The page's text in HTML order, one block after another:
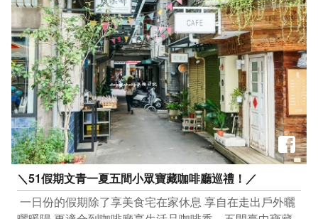
＼51假期文青一夏五間小眾寶藏咖啡廳巡禮！／
​ 一日份的假期除了享美食宅在家休息 享自在走出戶外曬